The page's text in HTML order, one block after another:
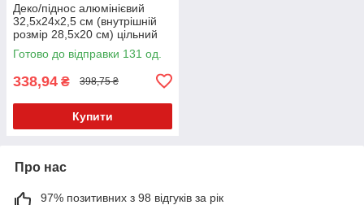
Деко/піднос алюмінієвий
32,5х24х2,5 см (внутрішній
розмір 28,5х20 см) цільний
Winco
Готово до відправки 131 од.
338,94 ₴ 398,75 ₴
Купити
Про нас
97% позитивних з 98 відгуків за рік